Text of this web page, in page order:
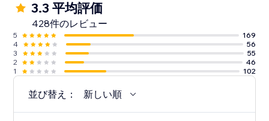
3.3 平均評価
428件のレビュー
5
169
4
56
3
55
2
46
1
102
並び替え： 新しい順